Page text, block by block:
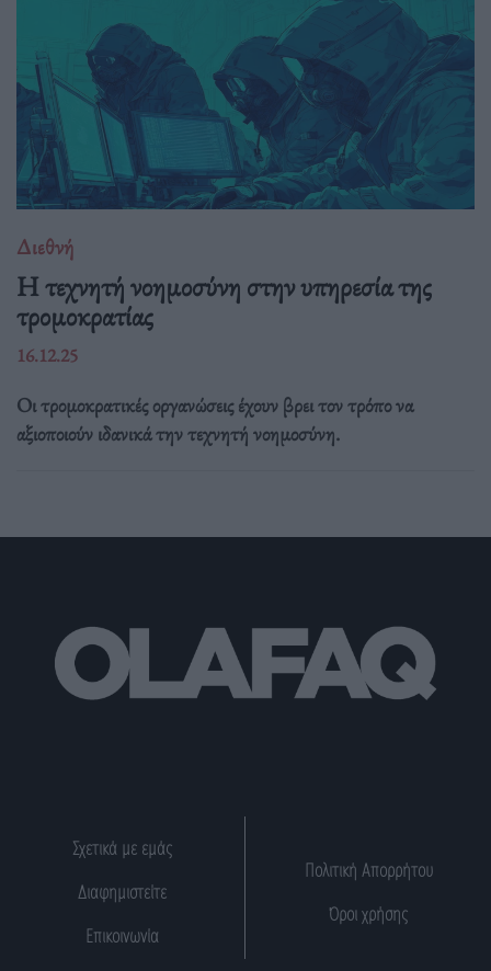
Διεθνή
Η τεχνητή νοημοσύνη στην υπηρεσία της
τρομοκρατίας
16.12.25
Οι τρομοκρατικές οργανώσεις έχουν βρει τον τρόπο να
αξιοποιούν ιδανικά την τεχνητή νοημοσύνη.
Σχετικά με εμάς
Διαφημιστείτε
Επικοινωνία
Πολιτική Απορρήτου
Όροι χρήσης